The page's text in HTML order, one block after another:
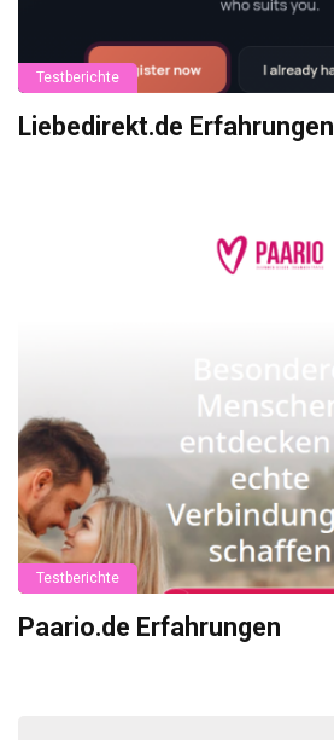
Testberichte
Liebedirekt.de Erfahrungen
Testberichte
Paario.de Erfahrungen